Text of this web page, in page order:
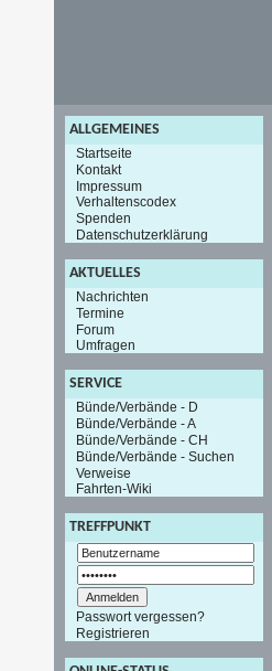
ALLGEMEINES
Startseite
Kontakt
Impressum
Verhaltenscodex
Spenden
Datenschutzerklärung
AKTUELLES
Nachrichten
Termine
Forum
Umfragen
SERVICE
Bünde/Verbände - D
Bünde/Verbände - A
Bünde/Verbände - CH
Bünde/Verbände - Suchen
Verweise
Fahrten-Wiki
TREFFPUNKT
Passwort vergessen?
Registrieren